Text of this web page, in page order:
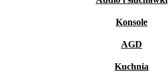
Konsole
AGD
Kuchnia